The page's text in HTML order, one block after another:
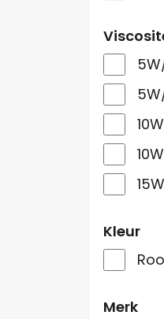
Kleur
Merk